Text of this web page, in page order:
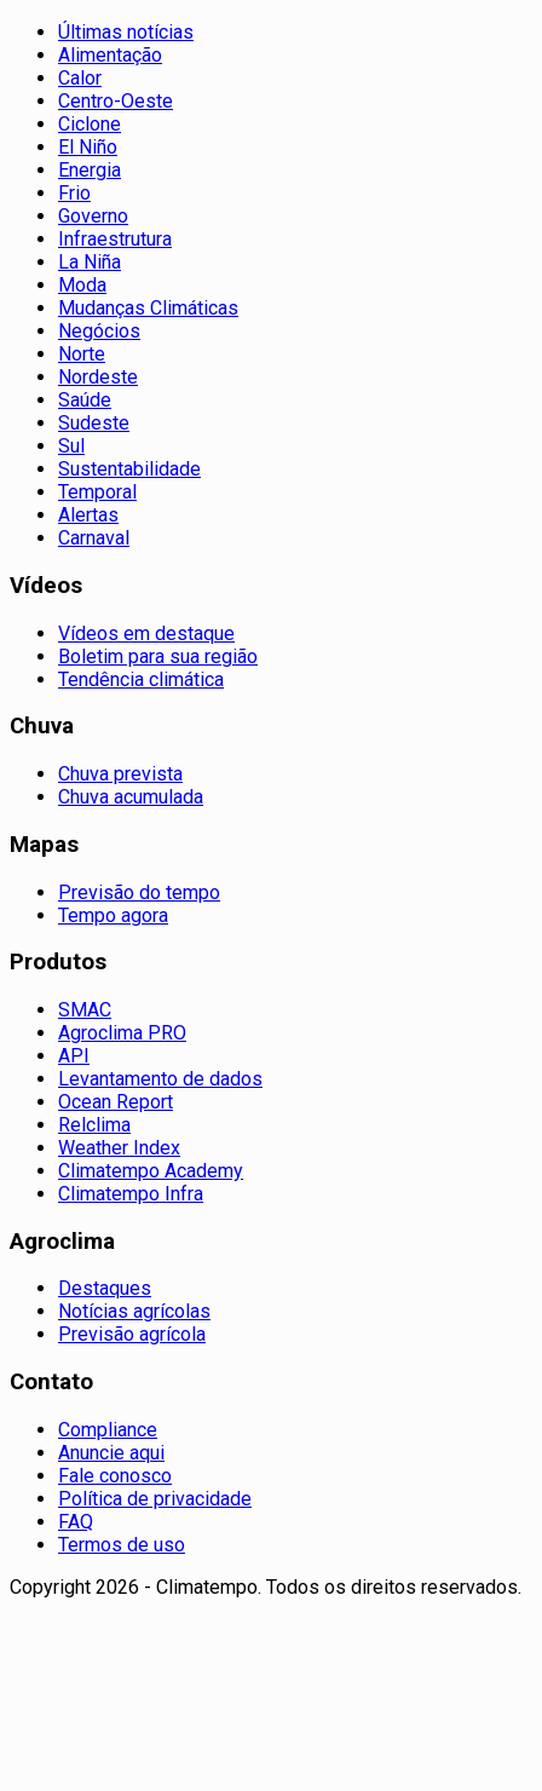
Últimas notícias
Alimentação
Calor
Centro-Oeste
Ciclone
El Niño
Energia
Frio
Governo
Infraestrutura
La Niña
Moda
Mudanças Climáticas
Negócios
Norte
Nordeste
Saúde
Sudeste
Sul
Sustentabilidade
Temporal
Alertas
Carnaval
Vídeos
Vídeos em destaque
Boletim para sua região
Tendência climática
Chuva
Chuva prevista
Chuva acumulada
Mapas
Previsão do tempo
Tempo agora
Produtos
SMAC
Agroclima PRO
API
Levantamento de dados
Ocean Report
Relclima
Weather Index
Climatempo Academy
Climatempo Infra
Agroclima
Destaques
Notícias agrícolas
Previsão agrícola
Contato
Compliance
Anuncie aqui
Fale conosco
Política de privacidade
FAQ
Termos de uso
Copyright 2026 - Climatempo. Todos os direitos reservados.